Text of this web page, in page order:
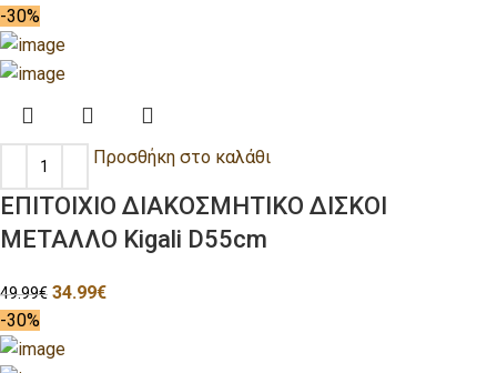
-30%
Προσθήκη στο καλάθι
ΕΠΙΤΟΙΧΙΟ ΔΙΑΚΟΣΜΗΤΙΚΟ ΔΙΣΚΟΙ
ΜΕΤΑΛΛΟ Kigali D55cm
49.99€ 34.99€
-30%